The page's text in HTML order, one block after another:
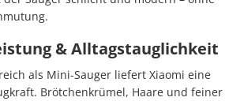
& Alltagstauglichkeit
als Mini-Sauger liefert Xiaomi eine
Brötchenkrümel, Haare und feiner